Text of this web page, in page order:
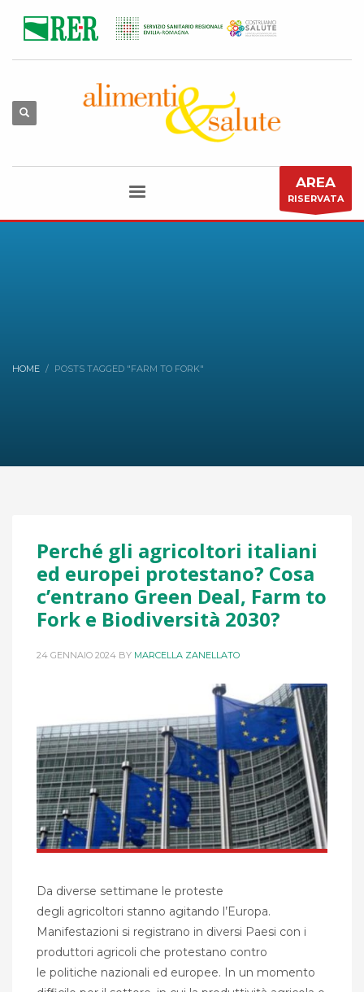
AREA
RISERVATA
HOME POSTS TAGGED "FARM TO FORK"
Perché gli agricoltori italiani
ed europei protestano? Cosa
c’entrano Green Deal, Farm to
Fork e Biodiversità 2030?
24 GENNAIO 2024 BY MARCELLA ZANELLATO
Da diverse settimane le proteste
degli agricoltori stanno agitando l’Europa.
Manifestazioni si registrano in diversi Paesi con i
produttori agricoli che protestano contro
le politiche nazionali ed europee. In un momento